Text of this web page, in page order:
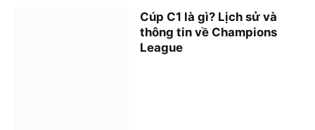
Cúp C1 là gì? Lịch sử và
thông tin về Champions
League